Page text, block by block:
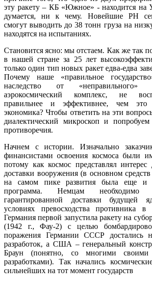
эту ракету – КБ «Южное» - находится на
думается, ни к чему. Новейшие РН
смогут выводить до 38 тонн груза на
находятся на испытаниях.
Становится ясно: мы отстаем. Как же так
в нашей стране за 25 лет
только один тип новых ракет едва-едва
Почему наше «правильное
наследство от
аэрокосмический комплекс, не
правильнее и эффективнее, чем это
экономика? Чтобы ответить на эти
диалектический микроскоп и
противоречия.
Начнем с истории. Изначально
финансистами освоения космоса были
потому как космос представлял
доставки вооружения (в основном
на самом пике развития была еще и
программа. Немцам необходимо
гарантированной доставки будущей
условиях превосходства противника в
Германия первой запустила ракету на
(1942 г., Фау-2) с целью
поражения Германии СССР достались
разработок, а США – генеральный
Браун (понятно, со многими своими
разработками). Так начались
сильнейших на тот момент государств